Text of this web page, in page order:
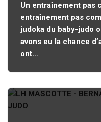
Un entraînement pas
entraînement pas
judoka du baby-judo
avons eu la chance
ont…